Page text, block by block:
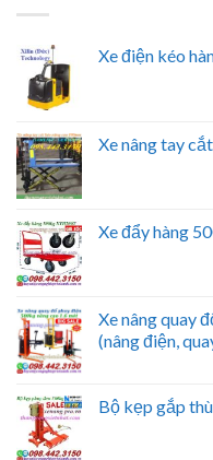
Xe điện kéo
Xe nâng tay
Xe đẩy hàng
Xe nâng quay
(nâng điện,
Bộ kẹp gắp